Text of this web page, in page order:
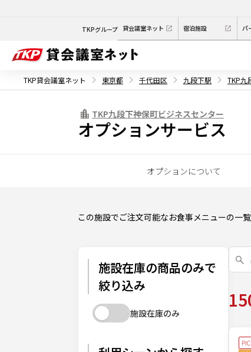
TKPグループ 貸会議室ネット 宿泊施設 パ
TKP貸会議室ネット 東京都 千代田区 九段下駅 TKP九
TKP九段下神保町ビジネスセンター
オプションサービス
オプションについて
この施設でご注文可能なお食事メニューの一覧
施設在庫の商品のみで
絞り込み
施設在庫のみ